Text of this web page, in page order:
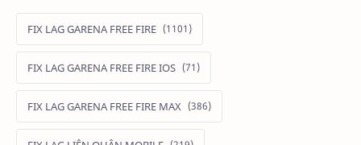
FIX LAG GARENA FREE FIRE
FIX LAG GARENA FREE FIRE IOS
FIX LAG GARENA FREE FIRE MAX